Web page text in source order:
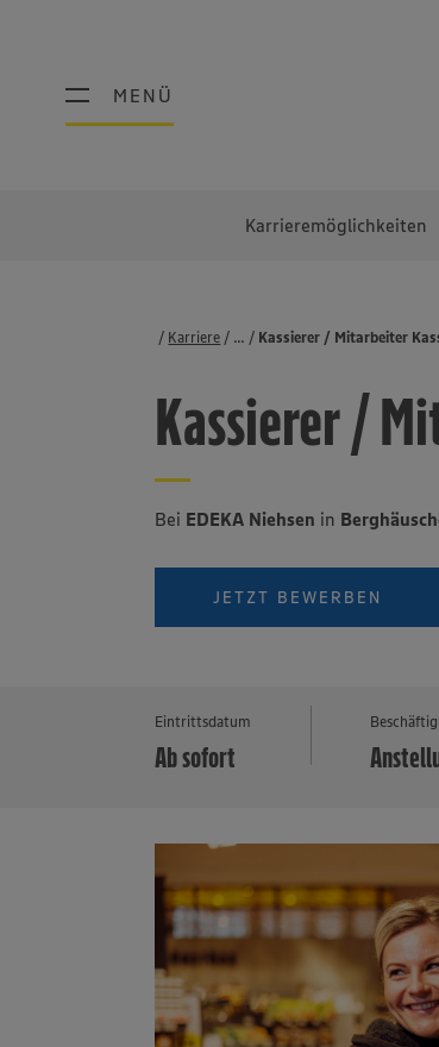
MENÜ
MENÜ
Karrieremöglichkeiten
Schülerpraktikum
Faires Gehalt
Diversität
Karriere Stellenbörse
Kassierer / Mitarbeiter
...
Kassierer /
Bei EDEKA Niehsen in
JETZT BEWERBEN
Eintrittsdatum
Ab sofort